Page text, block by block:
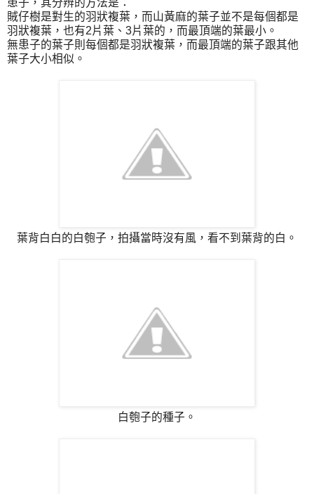
患子，其分辨的方法是：
賊仔樹是對生的羽狀複葉，而山黃麻的葉子並不是每個都是
羽狀複葉，也有2片葉、3片葉的，而最頂端的葉最小。
無患子的葉子則每個都是羽狀複葉，而最頂端的葉子跟其他
葉子大小相似。
葉背白白的白匏子，拍攝當時沒有風，看不到葉背的白。
白匏子的種子。